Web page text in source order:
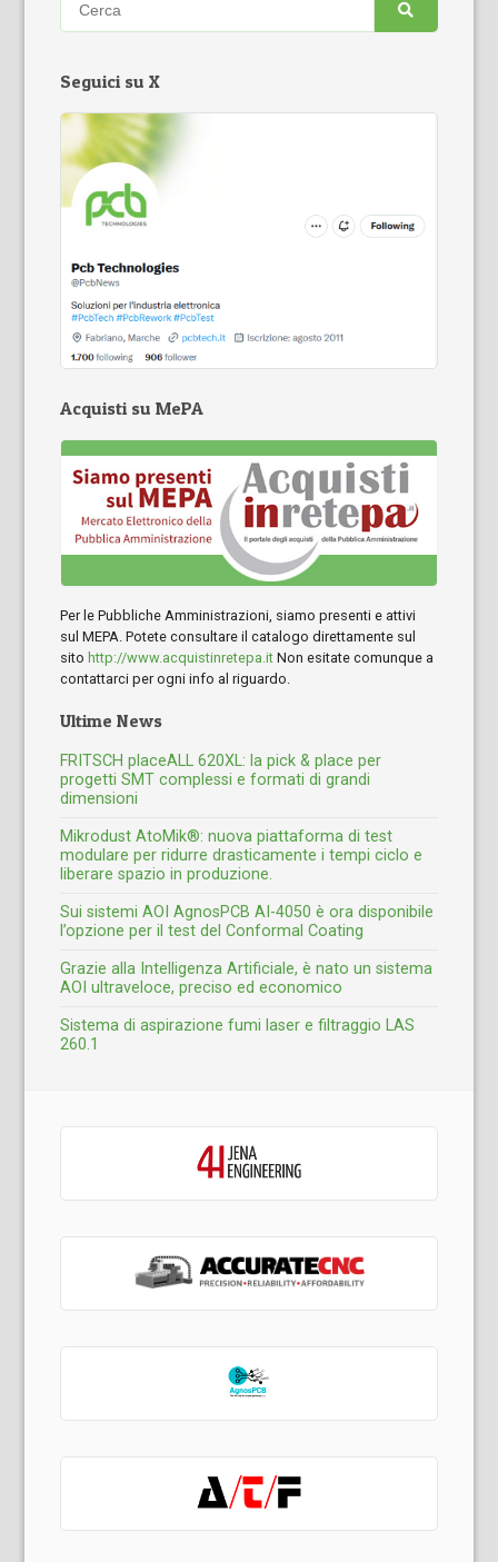
Seguici su X
Acquisti su MePA
Per le Pubbliche Amministrazioni, siamo presenti e attivi
sul MEPA. Potete consultare il catalogo direttamente sul
sito http://www.acquistinretepa.it Non esitate comunque a
contattarci per ogni info al riguardo.
Ultime News
FRITSCH placeALL 620XL: la pick & place per
progetti SMT complessi e formati di grandi
dimensioni
Mikrodust AtoMik®: nuova piattaforma di test
modulare per ridurre drasticamente i tempi ciclo e
liberare spazio in produzione.
Sui sistemi AOI AgnosPCB AI-4050 è ora disponibile
l’opzione per il test del Conformal Coating
Grazie alla Intelligenza Artificiale, è nato un sistema
AOI ultraveloce, preciso ed economico
Sistema di aspirazione fumi laser e filtraggio LAS
260.1